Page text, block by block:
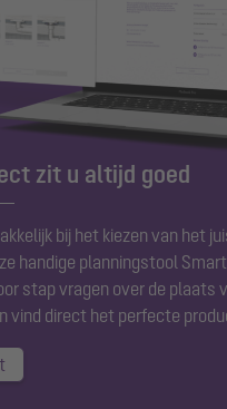
zit u altijd goed
bij het kiezen van het
handige planningstool
stap vragen over de plaats
vind direct het perfecte